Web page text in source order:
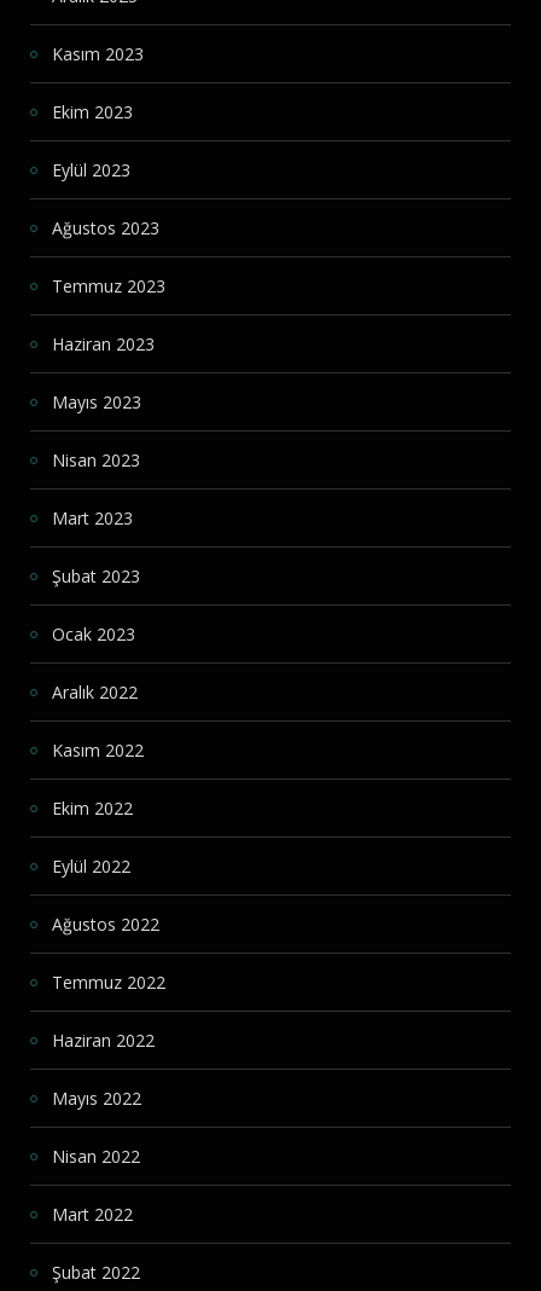
Kasım 2023
Ekim 2023
Eylül 2023
Ağustos 2023
Temmuz 2023
Haziran 2023
Mayıs 2023
Nisan 2023
Mart 2023
Şubat 2023
Ocak 2023
Aralık 2022
Kasım 2022
Ekim 2022
Eylül 2022
Ağustos 2022
Temmuz 2022
Haziran 2022
Mayıs 2022
Nisan 2022
Mart 2022
Şubat 2022